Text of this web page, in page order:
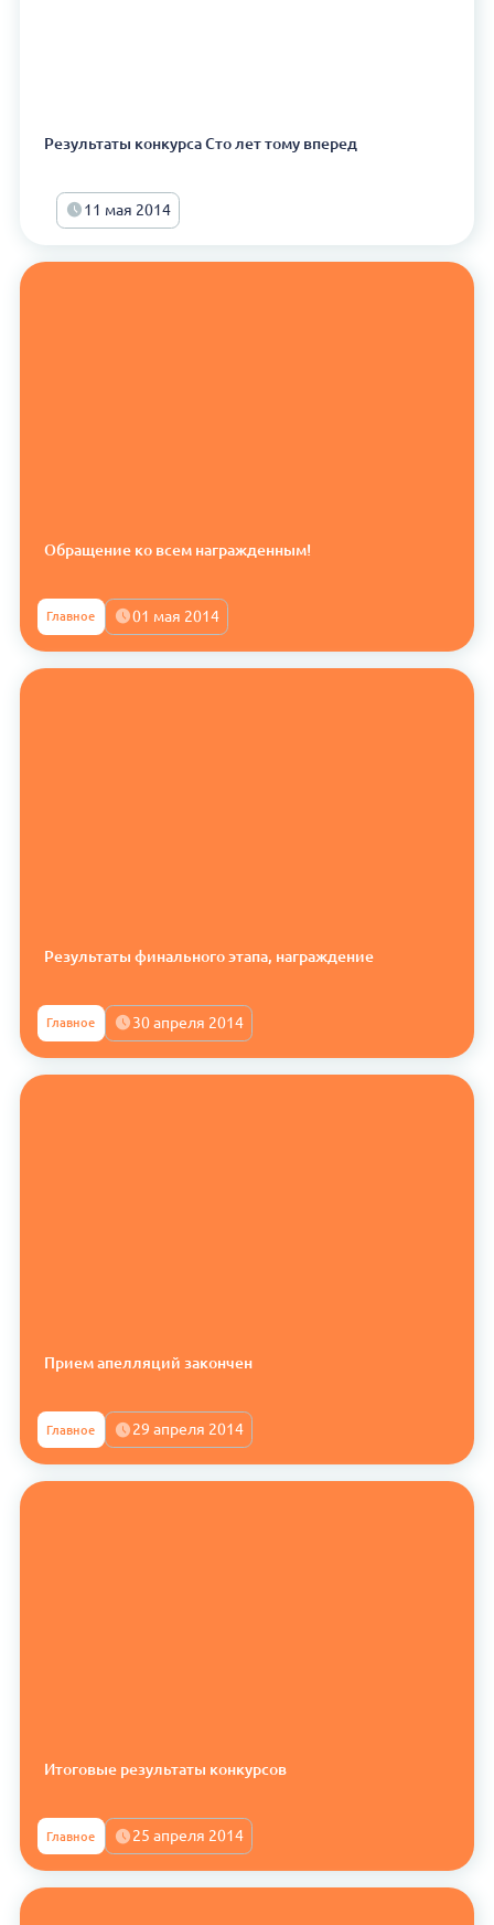
Результаты конкурса Сто лет тому вперед
11 мая 2014
Обращение ко всем награжденным!
Главное 01 мая 2014
Результаты финального этапа, награждение
Главное 30 апреля 2014
Прием апелляций закончен
Главное 29 апреля 2014
Итоговые результаты конкурсов
Главное 25 апреля 2014